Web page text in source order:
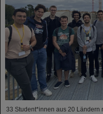
33 Student*innen aus 20 Ländern